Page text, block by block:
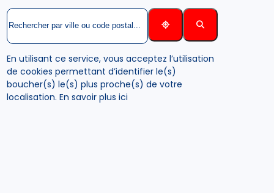
En utilisant ce service, vous acceptez l’utilisation
de cookies permettant d’identifier le(s)
boucher(s) le(s) plus proche(s) de votre
localisation.En savoir plus ici